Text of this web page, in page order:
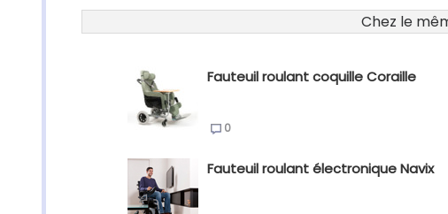
Chez le
Fauteuil roulant coquille Coraille
0
Fauteuil roulant électronique Navix